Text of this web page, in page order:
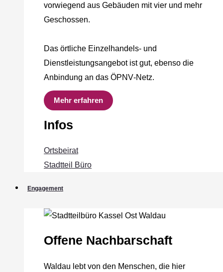
vorwiegend aus Gebäuden mit vier und mehr
Geschossen.
Das örtliche Einzelhandels‐ und
Dienstleistungsangebot ist gut, ebenso die
Anbindung an das ÖPNV‐Netz.
Mehr erfahren
Infos
Ortsbeirat
Stadtteil Büro
Engagement
Offene Nachbarschaft
Waldau lebt von den Menschen, die hier